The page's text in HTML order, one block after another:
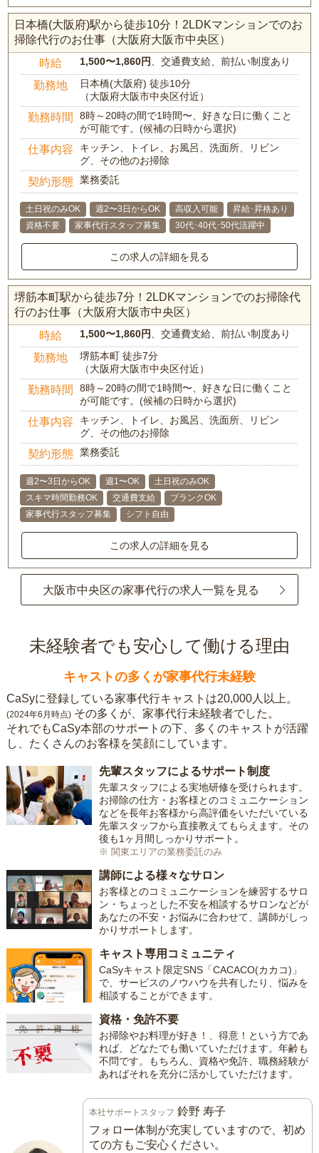
日本橋(大阪府)駅から徒歩10分！2LDKマンションでのお
掃除代行のお仕事（大阪府大阪市中央区）
時給 1,500〜1,860円 、交通費支給、前払い制度あり
勤務地
日本橋(大阪府) 徒歩10分
（大阪府大阪市中央区付近）
勤務時間
8時～20時の間で1時間〜、好きな日に働くこと
が可能です。(候補の日時から選択)
仕事内容
キッチン、トイレ、お風呂、洗面所、リビン
グ、その他のお掃除
契約形態 業務委託
土日祝のみOK 週2〜3日からOK 高収入可能
昇給･昇格あり
資格不要
家事代行スタッフ募集 30代･40代･50代活躍中
この求人の詳細を見る
堺筋本町駅から徒歩7分！2LDKマンションでのお掃除代
行のお仕事（大阪府大阪市中央区）
時給 1,500〜1,860円 、交通費支給、前払い制度あり
勤務地
堺筋本町 徒歩7分
（大阪府大阪市中央区付近）
勤務時間
8時～20時の間で1時間〜、好きな日に働くこと
が可能です。(候補の日時から選択)
仕事内容
キッチン、トイレ、お風呂、洗面所、リビン
グ、その他のお掃除
契約形態 業務委託
週2〜3日からOK 週1〜OK
土日祝のみOK
スキマ時間勤務OK
交通費支給
ブランクOK
家事代行スタッフ募集
シフト自由
この求人の詳細を見る
大阪市中央区の家事代行の求人一覧を見る
未経験者でも安心して働ける理由
キャストの多くが家事代行未経験
CaSyに登録している家事代行キャストは20,000人以上。
(2024年6月時点) その多くが、家事代行未経験者でした。
それでもCaSy本部のサポートの下、多くのキャストが活躍
し、たくさんのお客様を笑顔にしています。
先輩スタッフによるサポート制度
先輩スタッフによる実地研修を受けられます。
お掃除の仕方・お客様とのコミュニケーション
などを長年お客様から高評価をいただいている
先輩スタッフから直接教えてもらえます。その
後も1ヶ月間しっかりサポート。
※ 関東エリアの業務委託のみ
講師による様々なサロン
お客様とのコミュニケーションを練習するサロ
ン・ちょっとした不安を相談するサロンなどが
あなたの不安・お悩みに合わせて、講師がしっ
かりサポートします。
キャスト専用コミュニティ
CaSyキャスト限定SNS「CACACO(カカコ)」
で、サービスのノウハウを共有したり、悩みを
相談することができます。
資格・免許不要
お掃除やお料理が好き！、得意！という方であ
れば、どなたでも働いていただけます。年齢も
不問です。もちろん、資格や免許、職務経験が
あればそれを充分に活かしていただけます。
本社サポートスタッフ 鈴野 寿子
フォロー体制が充実していますので、初め
ての方もご安心ください。